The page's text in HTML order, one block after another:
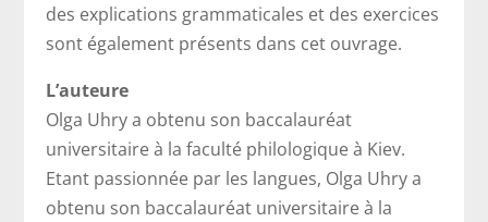
des explications grammaticales et des exercices
sont également présents dans cet ouvrage.
L’auteure
Olga Uhry a obtenu son baccalauréat
universitaire à la faculté philologique à Kiev.
Etant passionnée par les langues, Olga Uhry a
obtenu son baccalauréat universitaire à la